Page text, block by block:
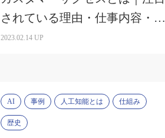
されている理由・仕事内容・成
功の鍵を解説
2023.02.14 UP
AI 事例 人工知能とは 仕組み
歴史